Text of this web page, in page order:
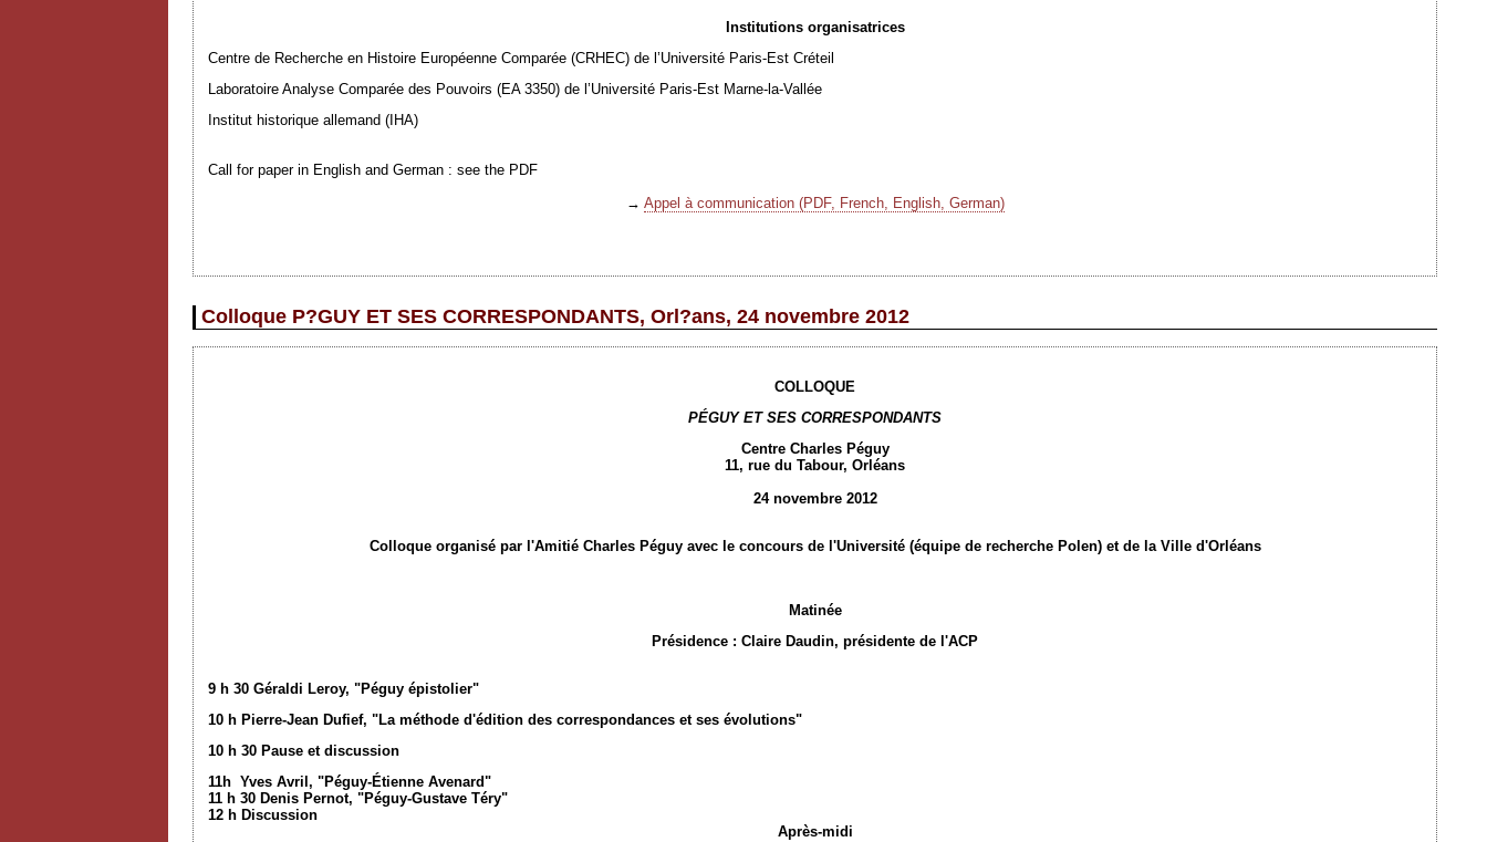
Institutions organisatrices
Centre de Recherche en Histoire Européenne Comparée (CRHEC) de l’Université Paris-Est Créteil
Laboratoire Analyse Comparée des Pouvoirs (EA 3350) de l’Université Paris-Est Marne-la-Vallée
Institut historique allemand (IHA)
Call for paper in English and German : see the PDF
→ Appel à communication (PDF, French, English, German)
Colloque P?GUY ET SES CORRESPONDANTS, Orl?ans, 24 novembre 2012
COLLOQUE
PÉGUY ET SES CORRESPONDANTS
Centre Charles Péguy
11, rue du Tabour, Orléans
24 novembre 2012
Colloque organisé par l'Amitié Charles Péguy avec le concours de l'Université (équipe de recherche Polen) et de la Ville d'Orléans
Matinée
Présidence : Claire Daudin, présidente de l'ACP
9 h 30 Géraldi Leroy, "Péguy épistolier"
10 h Pierre-Jean Dufief, "La méthode d'édition des correspondances et ses évolutions"
10 h 30 Pause et discussion
11h Yves Avril, "Péguy-Étienne Avenard"
11 h 30 Denis Pernot, "Péguy-Gustave Téry"
12 h Discussion
Après-midi